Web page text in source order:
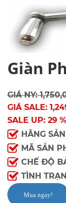
Giàn
GIÁ NY:
GIÁ SALE:
SALE UP: 29 %
HÃNG
MÃ SẢN
CHẾ ĐỘ
TÌNH
Mua ngay!